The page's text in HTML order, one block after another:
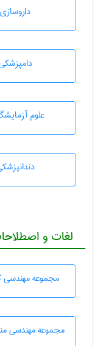
داروسازی
علوم
لغات و
مجموعه مهندسی
مجموعه مهندسی